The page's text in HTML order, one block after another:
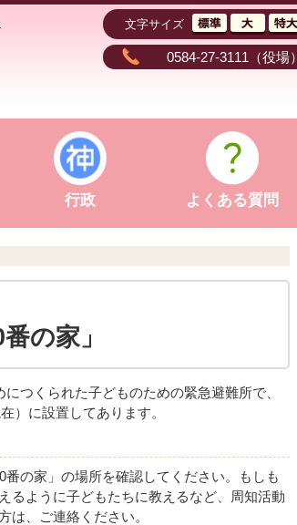
文字サイズ
0584-27-3111 （役場）
行政 よくある質問
の家」
つくられた子どものための緊急避難所で、
）に設置してあります。
の家」の場所を確認してください。もしも
るように子どもたちに教えるなど、周知活動
は、ご連絡ください。